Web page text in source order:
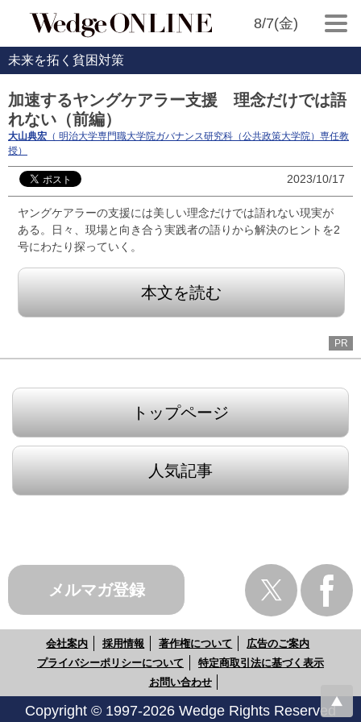
8/7(金)
未来を拓く貧困対策
加速するヤングケアラー支援 理念だけでは語
れない（前編）
大山典宏 （ 明治大学専門職大学院ガバナンス研究科（公共政策大学院）専任教
授）
2023/10/17
ヤングケアラーの支援には美しい理念だけでは語れない現実が
ある。日々、現場と向き合う実践者の語りから解決のヒントを2
号にわたり探っていく。
本文を読む
PR
トップページ
人気記事
メルマガ登録
会社案内 採用情報 著作権について
広告のご案内
プライバシーポリシーについて
特定商取引法に基づく表示
お問い合わせ
Copyright © 1997-2026 Wedge Rights Reserved